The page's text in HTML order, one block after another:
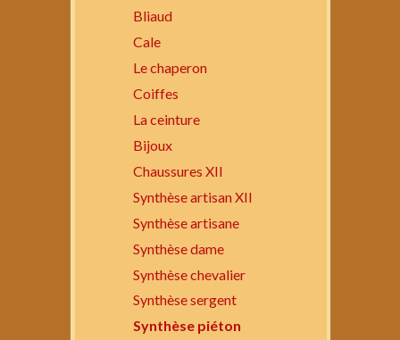
Bliaud
Cale
Le chaperon
Coiffes
La ceinture
Bijoux
Chaussures XII
Synthèse artisan XII
Synthèse artisane
Synthèse dame
Synthèse chevalier
Synthèse sergent
Synthèse piéton